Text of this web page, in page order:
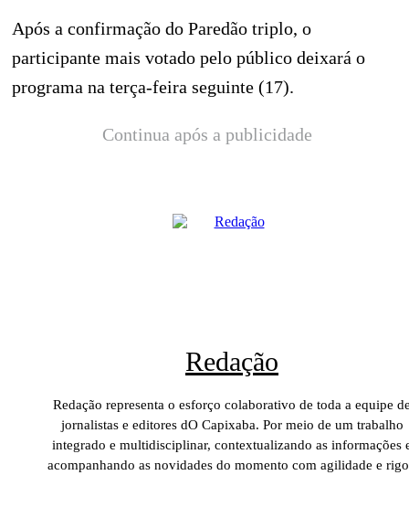
Após a confirmação do Paredão triplo, o
participante mais votado pelo público deixará o
programa na terça-feira seguinte (17).
Continua após a publicidade
Redação
Redação representa o esforço colaborativo de toda a equipe
jornalistas e editores dO Capixaba. Por meio de um trabalho
integrado e multidisciplinar, contextualizando as informações
acompanhando as novidades do momento com agilidade e